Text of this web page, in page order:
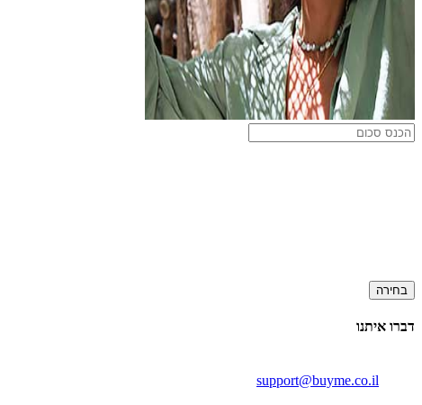
בחירה
דברו איתנו
support@buyme.co.il